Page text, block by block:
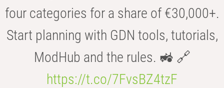
four categories for a share of €30,000+.
Start planning with GDN tools, tutorials,
ModHub and the rules. 🚜 🔗
https://t.co/7FvsBZ4tzF